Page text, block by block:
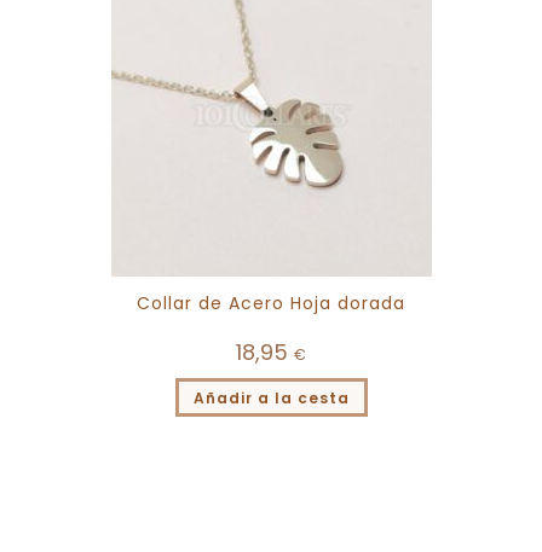
Collar de Acero Hoja dorada
18,95 €
Añadir a la cesta